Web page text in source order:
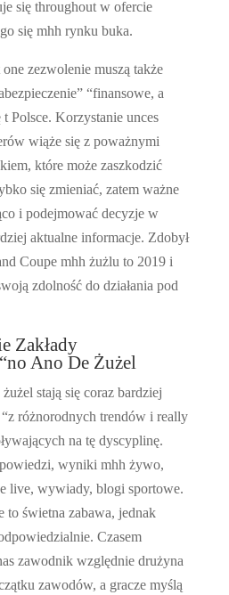
się throughout w ofercie
się mhh rynku buka.
one zezwolenie muszą także
“finansowe, a
Polsce. Korzystanie unces
wiąże się z poważnymi
które może zaszkodzić
się zmieniać, zatem ważne
i podejmować decyzje w
aktualne informacje. Zdobył
Coupe mhh żużlu to 2019 i
zdolność do działania pod
Zakłady
Ano De Żużel
stają się coraz bardziej
różnorodnych trendów i really
na tę dyscyplinę.
wyniki mhh żywo,
live, wywiady, blogi sportowe.
to świetna zabawa, jednak
Czasem
zawodnik względnie drużyna
zawodów, a gracze myślą